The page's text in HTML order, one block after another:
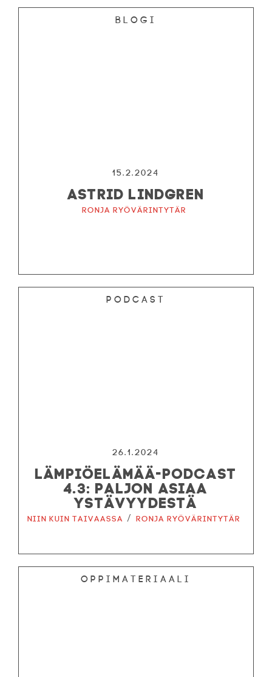
Blogi
15.2.2024
ASTRID LINDGREN
Ronja ryövärintytär
Podcast
26.1.2024
LÄMPIÖELÄMÄÄ-PODCAST
4.3: PALJON ASIAA
YSTÄVYYDESTÄ
Niin kuin taivaassa /Ronja ryövärintytär
Oppimateriaali